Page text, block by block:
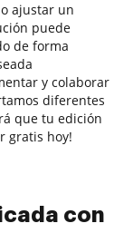
ajustar un
puede
de forma
y colaborar
diferentes
que tu edición
gratis hoy!
con